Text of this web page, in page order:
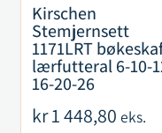
Kirschen
Stemjernsett
1171LRT
lærfutteral 6-10-
16-20-26
kr1 448,80 eks.